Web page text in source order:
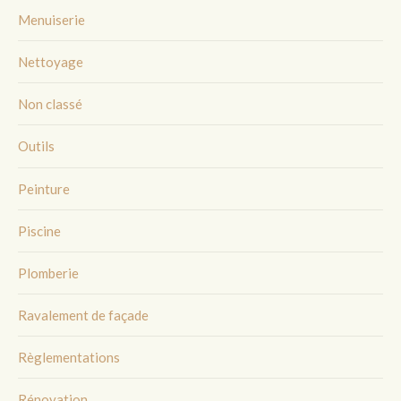
Menuiserie
Nettoyage
Non classé
Outils
Peinture
Piscine
Plomberie
Ravalement de façade
Règlementations